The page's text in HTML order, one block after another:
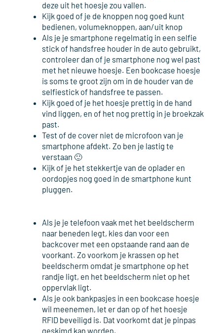
deze uit het hoesje zou vallen.
Kijk goed of je de knoppen nog goed kunt
bedienen, volumeknoppen, aan/uit knop
Als je je smartphone regelmatig in een selfie
stick of handsfree houder in de auto gebruikt,
controleer dan of je smartphone nog wel past
met het nieuwe hoesje. Een bookcase hoesje
is soms te groot zijn om in de houder van de
selfiestick of handsfree te passen.
Kijk goed of je het hoesje prettig in de hand
vind liggen, en of het nog prettig in je broekzak
past.
Test of de cover niet de microfoon van je
smartphone afdekt. Zo ben je lastig te
verstaan 🙂
Kijk of je het stekkertje van de oplader en
oordopjes nog goed in de smartphone kunt
pluggen.
Als je je telefoon vaak met het beeldscherm
naar beneden legt, kies dan voor een
backcover met een opstaande rand aan de
voorkant. Zo voorkom je krassen op het
beeldscherm omdat je smartphone op het
randje ligt, en het beeldscherm niet op het
oppervlak ligt.
Als je ook bankpasjes in een bookcase hoesje
wil meenemen, let er dan op of het hoesje
RFID beveiligd is. Dat voorkomt dat je pinpas
geskimd kan worden.